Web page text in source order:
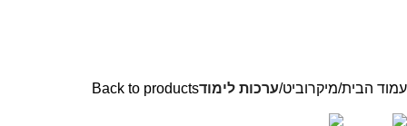
עמוד הבית מיקרוביט ערכות לימודBack to products